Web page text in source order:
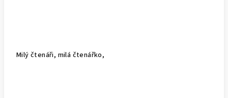
Milý čtenáři, milá čtenářko,